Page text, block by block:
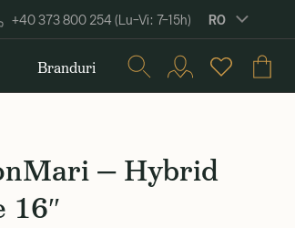
+40 373 800 254 (Lu–Vi: 7–15h) RO
Branduri
— Hybrid
16″